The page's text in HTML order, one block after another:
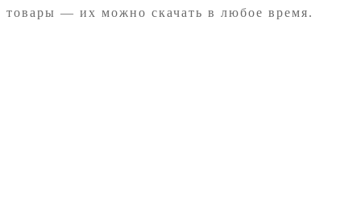
товары — их можно скачать в любое время.